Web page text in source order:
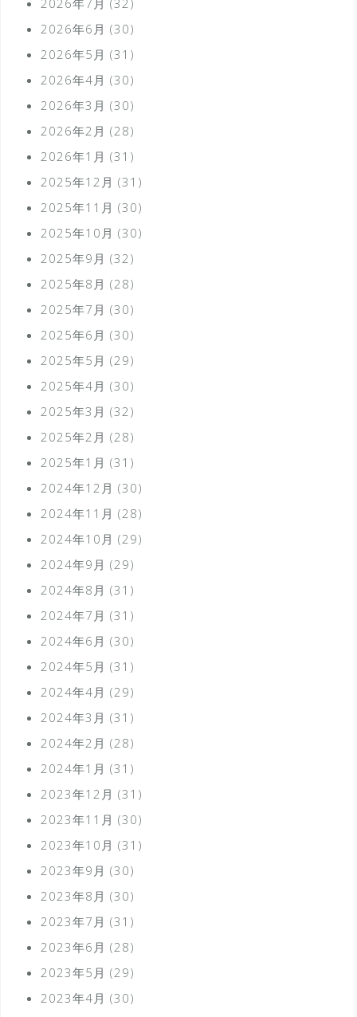
2026年7月 (32)
2026年6月 (30)
2026年5月 (31)
2026年4月 (30)
2026年3月 (30)
2026年2月 (28)
2026年1月 (31)
2025年12月 (31)
2025年11月 (30)
2025年10月 (30)
2025年9月 (32)
2025年8月 (28)
2025年7月 (30)
2025年6月 (30)
2025年5月 (29)
2025年4月 (30)
2025年3月 (32)
2025年2月 (28)
2025年1月 (31)
2024年12月 (30)
2024年11月 (28)
2024年10月 (29)
2024年9月 (29)
2024年8月 (31)
2024年7月 (31)
2024年6月 (30)
2024年5月 (31)
2024年4月 (29)
2024年3月 (31)
2024年2月 (28)
2024年1月 (31)
2023年12月 (31)
2023年11月 (30)
2023年10月 (31)
2023年9月 (30)
2023年8月 (30)
2023年7月 (31)
2023年6月 (28)
2023年5月 (29)
2023年4月 (30)